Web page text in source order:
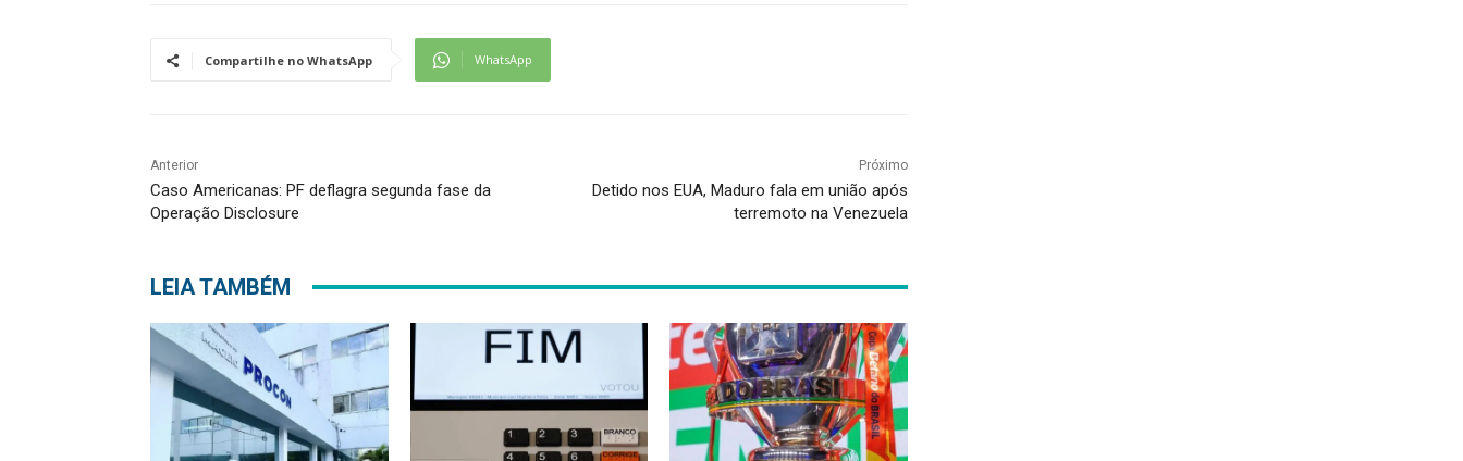
Compartilhe no WhatsApp WhatsApp
Anterior
Caso Americanas: PF deflagra segunda fase da
Operação Disclosure
Próximo
Detido nos EUA, Maduro fala em união após
terremoto na Venezuela
LEIA TAMBÉM